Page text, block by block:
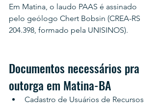
Em Matina, o laudo PAAS é assinado
pelo geólogo Chert Bobsin (CREA-RS
204.398, formado pela UNISINOS).
Documentos necessários pra
outorga em Matina-BA
Cadastro de Usuários de Recursos